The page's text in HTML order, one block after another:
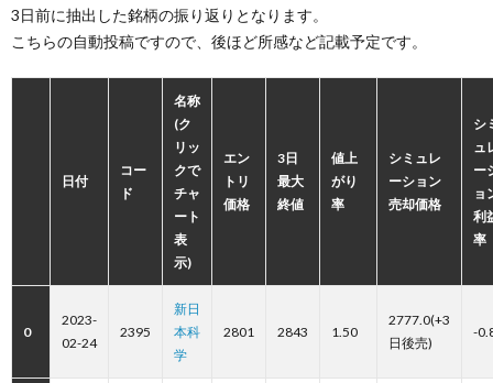
3日前に抽出した銘柄の振り返りとなります。
こちらの自動投稿ですので、後ほど所感など記載予定です。
日付
コー
ド
名称
(ク
リッ
クで
チャ
ート
表
示)
エン
トリ
価格
3日
最大
終値
値上
がり
率
シミュレ
ーション
売却価格
シ
ュ
ー
ョ
利
率
0
2023-
02-24
2395
新日
本科
学
2801 2843 1.50
2777.0(+3
日後売)
-